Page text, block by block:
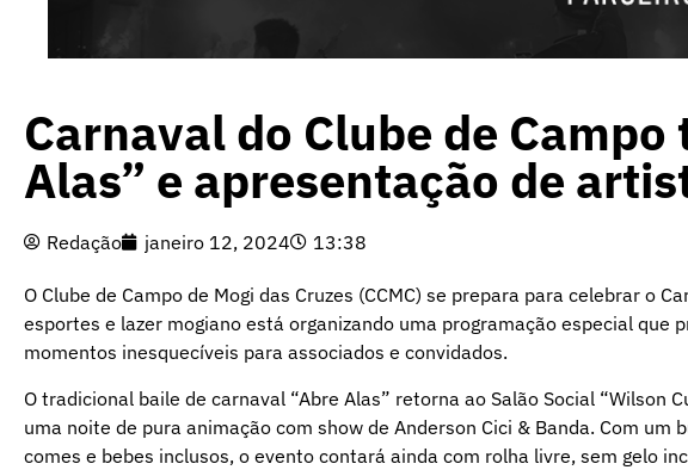
Carnaval do Clube de Campo
Alas” e apresentação de
Redação janeiro 12, 2024 13:38
O Clube de Campo de Mogi das Cruzes (CCMC) se prepara para celebrar o
esportes e lazer mogiano está organizando uma programação especial que
momentos inesquecíveis para associados e convidados.
O tradicional baile de carnaval “Abre Alas” retorna ao Salão Social “Wilson
uma noite de pura animação com show de Anderson Cici & Banda. Com
comes e bebes inclusos, o evento contará ainda com rolha livre, sem gelo